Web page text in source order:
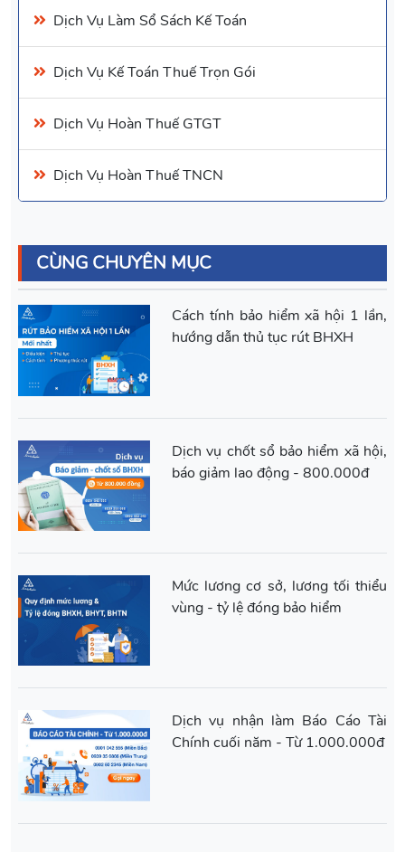
Dịch Vụ Làm Sổ Sách Kế Toán
Dịch Vụ Kế Toán Thuế Trọn Gói
Dịch Vụ Hoàn Thuế GTGT
Dịch Vụ Hoàn Thuế TNCN
CÙNG CHUYÊN MỤC
Cách tính bảo hiểm xã hội 1 lần,
hướng dẫn thủ tục rút BHXH
Dịch vụ chốt sổ bảo hiểm xã hội,
báo giảm lao động - 800.000đ
Mức lương cơ sở, lương tối thiểu
vùng - tỷ lệ đóng bảo hiểm
Dịch vụ nhận làm Báo Cáo Tài
Chính cuối năm - Từ 1.000.000đ